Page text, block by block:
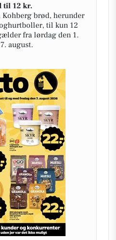
til 12 kr.
brød, herunder
til kun 12
fra lørdag den 1.
august.